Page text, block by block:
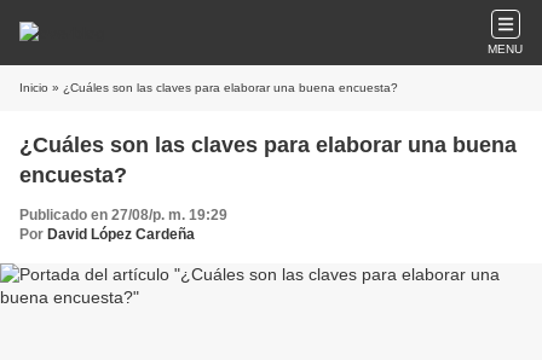
MENU
Inicio » ¿Cuáles son las claves para elaborar una buena encuesta?
¿Cuáles son las claves para elaborar una buena
encuesta?
Publicado en 27/08/p. m. 19:29
Por David López Cardeña